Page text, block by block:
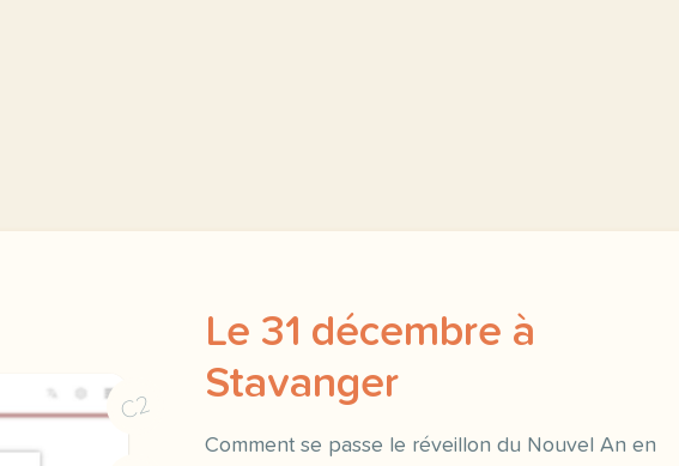
C2
Le 31 décembre à
Stavanger
Comment se passe le réveillon du Nouvel An en